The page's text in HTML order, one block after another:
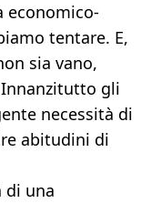
economico-
tentare. E,
sia vano,
gli
necessità di
abitudini di
di una